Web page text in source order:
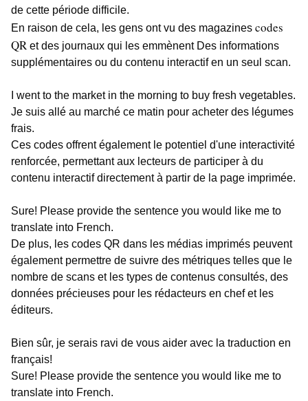
de cette période difficile.
En raison de cela, les gens ont vu des magazines codes
QR et des journaux qui les emmènent Des informations
supplémentaires ou du contenu interactif en un seul scan.
I went to the market in the morning to buy fresh vegetables.
Je suis allé au marché ce matin pour acheter des légumes
frais.
Ces codes offrent également le potentiel d'une interactivité
renforcée, permettant aux lecteurs de participer à du
contenu interactif directement à partir de la page imprimée.
Sure! Please provide the sentence you would like me to
translate into French.
De plus, les codes QR dans les médias imprimés peuvent
également permettre de suivre des métriques telles que le
nombre de scans et les types de contenus consultés, des
données précieuses pour les rédacteurs en chef et les
éditeurs.
Bien sûr, je serais ravi de vous aider avec la traduction en
français!
Sure! Please provide the sentence you would like me to
translate into French.